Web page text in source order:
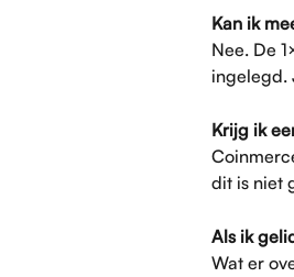
Kan ik
Nee. De
ingelegd.
Krijg ik
dit is niet
Als ik
Wat er